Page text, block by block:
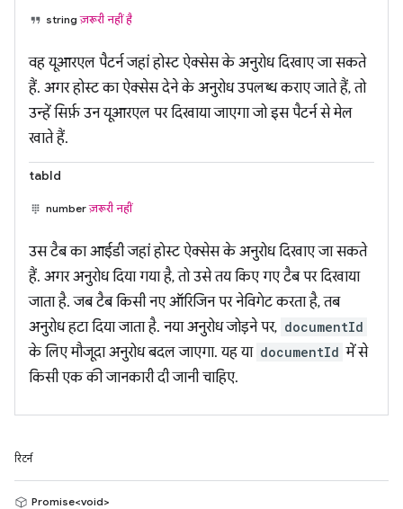
stringज़रूरी नहीं है
वह यूआरएल पैटर्न जहां होस्ट ऐक्सेस के अनुरोध दिखाए जा सकते
हैं. अगर होस्ट का ऐक्सेस देने के अनुरोध उपलब्ध कराए जाते हैं, तो
उन्हें सिर्फ़ उन यूआरएल पर दिखाया जाएगा जो इस पैटर्न से मेल
खाते हैं.
tabId
numberज़रूरी नहीं
उस टैब का आईडी जहां होस्ट ऐक्सेस के अनुरोध दिखाए जा सकते
हैं. अगर अनुरोध दिया गया है, तो उसे तय किए गए टैब पर दिखाया
जाता है. जब टैब किसी नए ऑरिजिन पर नेविगेट करता है, तब
अनुरोध हटा दिया जाता है. नया अनुरोध जोड़ने पर, documentId
के लिए मौजूदा अनुरोध बदल जाएगा. यह या documentId में से
किसी एक की जानकारी दी जानी चाहिए.
रिटर्न
Promise<void>